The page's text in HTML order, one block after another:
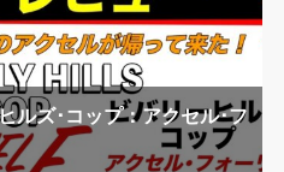
ルズ･コップ：アクセル･フ